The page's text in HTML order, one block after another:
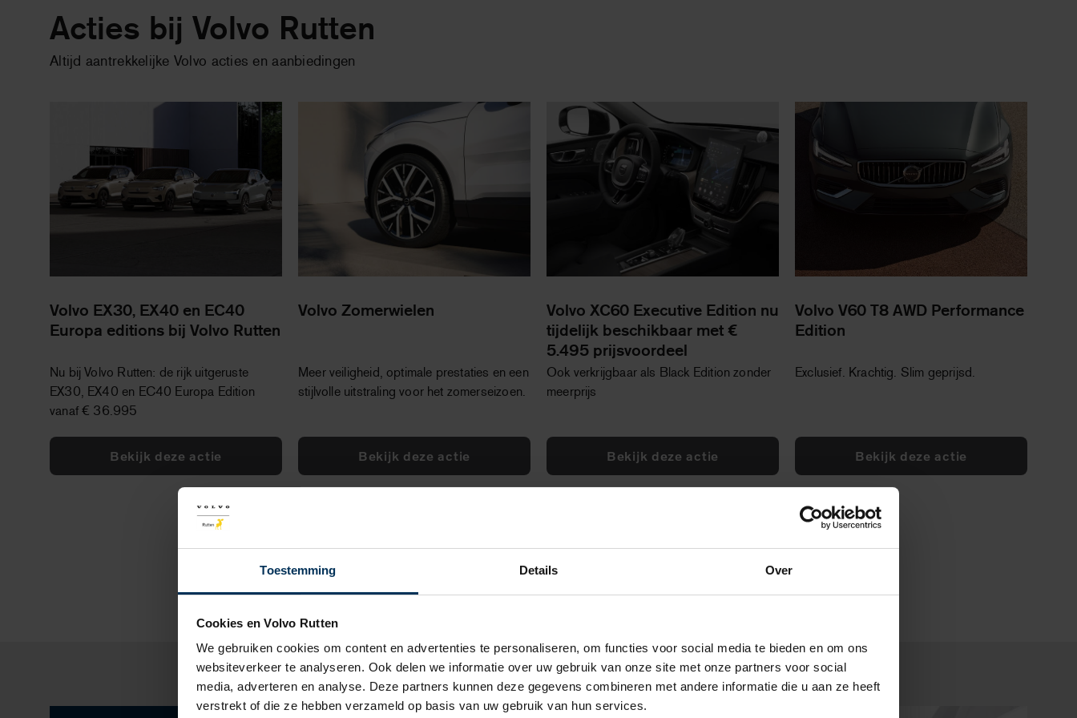
Toestemming Details Over
Cookies en Volvo Rutten
We gebruiken cookies om content en advertenties te personaliseren, om functies voor social media te bieden en om ons
websiteverkeer te analyseren. Ook delen we informatie over uw gebruik van onze site met onze partners voor social
media, adverteren en analyse. Deze partners kunnen deze gegevens combineren met andere informatie die u aan ze heeft
verstrekt of die ze hebben verzameld op basis van uw gebruik van hun services.
Acties bij Volvo Rutten
Altijd aantrekkelijke Volvo acties en aanbiedingen
Volvo EX30, EX40 en EC40
Europa editions bij Volvo Rutten
Nu bij Volvo Rutten: de rijk uitgeruste
EX30, EX40 en EC40 Europa Edition
vanaf € 36.995
Bekijk deze actie
Volvo Zomerwielen
Meer veiligheid, optimale prestaties en een
stijlvolle uitstraling voor het zomerseizoen.
Bekijk deze actie
Volvo XC60 Executive Edition nu
tijdelijk beschikbaar met €
5.495 prijsvoordeel
Ook verkrijgbaar als Black Edition zonder
meerprijs
Bekijk deze actie
Volvo V60 T8 AWD Performance
Edition
Exclusief. Krachtig. Slim geprijsd.
Bekijk deze actie